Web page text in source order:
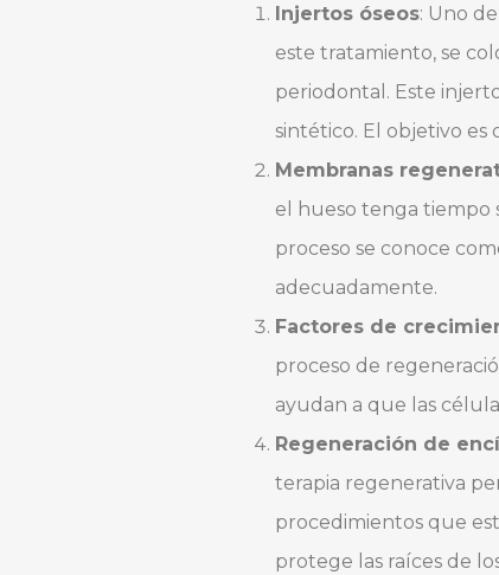
Injertos óseos: Uno
este tratamiento, se
periodontal. Este
sintético. El objetivo
Membranas
el hueso tenga tiempo
proceso se conoce
adecuadamente.
Factores de
proceso de
ayudan a que las
Regeneración de
terapia regenerativa
procedimientos que
protege las raíces de